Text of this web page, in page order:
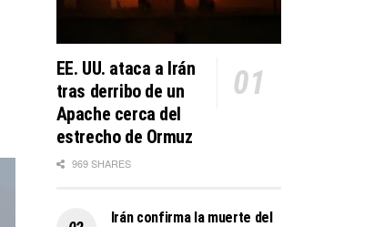
EE. UU. ataca a Irán
tras derribo de un
Apache cerca del
estrecho de Ormuz
969 SHARES
Irán confirma la muerte del